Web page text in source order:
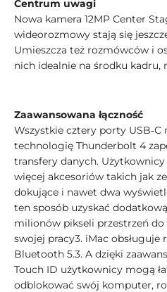
Centrum uwagi
Nowa kamera 12MP Center
wideorozmowy stają się
Umieszcza też rozmówców i
nich idealnie na środku kadru,
Zaawansowana łączność
Wszystkie cztery porty USB‑C
technologię Thunderbolt 4
transfery danych.
więcej akcesoriów takich jak
dokujące i nawet dwa
ten sposób uzyskać
milionów pikseli przestrzeń
swojej pracy3. iMac obsługuje
Bluetooth 5.3. A dzięki
Touch ID użytkownicy mogą
odblokować swój komputer,